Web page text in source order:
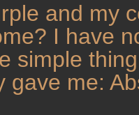
and my
I have
simple thing
gave me: